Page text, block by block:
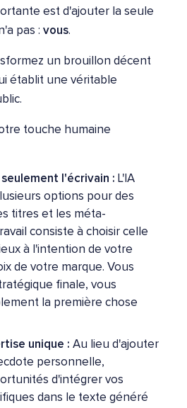
est d'ajouter la seule
pas : vous.
un brouillon décent
établit une véritable
touche humaine
l'écrivain : L'IA
options pour des
titres et les méta-
consiste à choisir celle
à l'intention de votre
de votre marque. Vous
finale, vous
la première chose
unique : Au lieu d'ajouter
personnelle,
d'intégrer vos
dans le texte généré